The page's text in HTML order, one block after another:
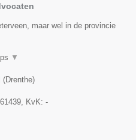
maar wel in de provincie
▼
(Drenthe)
, KvK: -